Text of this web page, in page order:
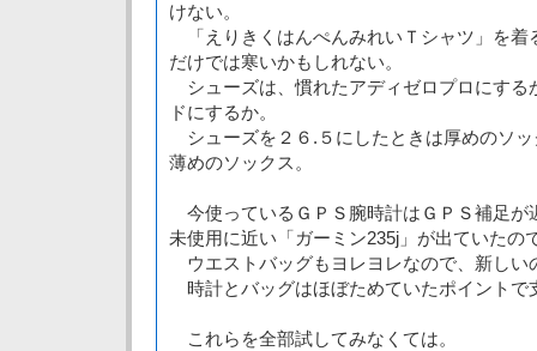
けない。
「えりきくはんぺんみれいＴシャツ」を着
だけでは寒いかもしれない。
シューズは、慣れたアディゼロプロにする
ドにするか。
シューズを２６.５にしたときは厚めのソ
薄めのソックス。
今使っているＧＰＳ腕時計はＧＰＳ補足が
未使用に近い「ガーミン235j」が出ていたの
ウエストバッグもヨレヨレなので、新しい
時計とバッグはほぼためていたポイントで
これらを全部試してみなくては。